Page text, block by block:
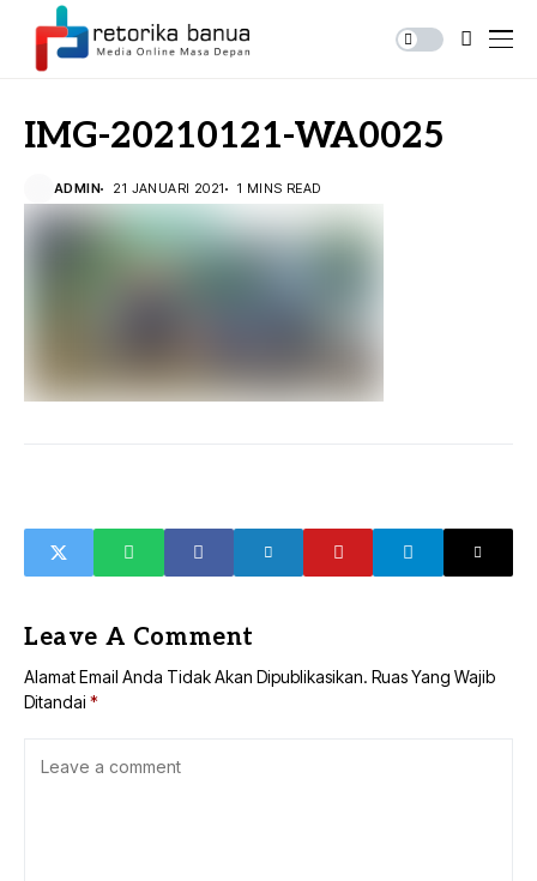
IMG-20210121-WA0025
ADMIN 21 JANUARI 2021 1 MINS READ
Leave A Comment
Alamat Email Anda Tidak Akan Dipublikasikan. Ruas Yang Wajib
Ditandai *